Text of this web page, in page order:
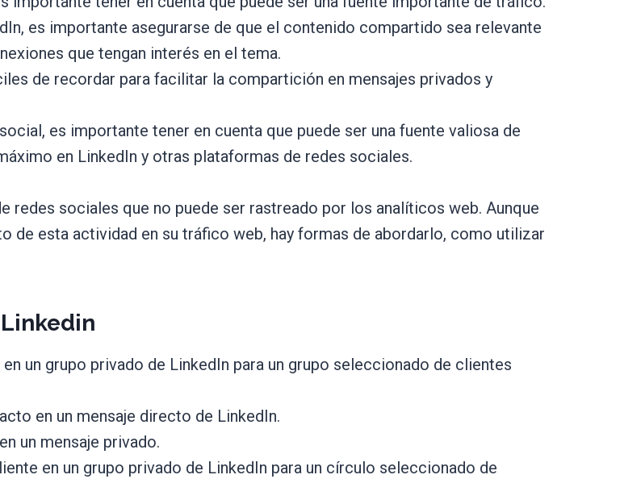
es importante asegurarse de que el contenido compartido sea relevante
que tengan interés en el tema.
de recordar para facilitar la compartición en mensajes privados y
es importante tener en cuenta que puede ser una fuente valiosa de
en LinkedIn y otras plataformas de redes sociales.
redes sociales que no puede ser rastreado por los analíticos web. Aunque
de esta actividad en su tráfico web, hay formas de abordarlo, como utilizar
un grupo privado de LinkedIn para un grupo seleccionado de clientes
en un mensaje directo de LinkedIn.
un mensaje privado.
en un grupo privado de LinkedIn para un círculo seleccionado de